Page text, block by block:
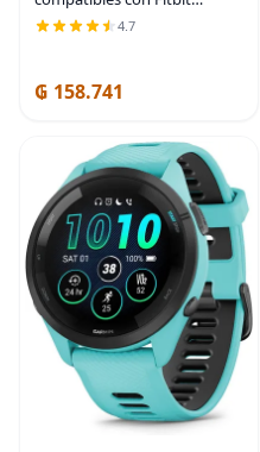
Alta/Alta HR, pulseras de
repuesto de silicona suave
hombres (S, negro)
4.7
₲ 158.741